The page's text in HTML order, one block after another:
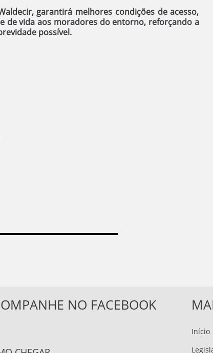
garantirá melhores condições de acesso,
de vida aos moradores do entorno, reforçando a
possível.
NO FACEBOOK
Início